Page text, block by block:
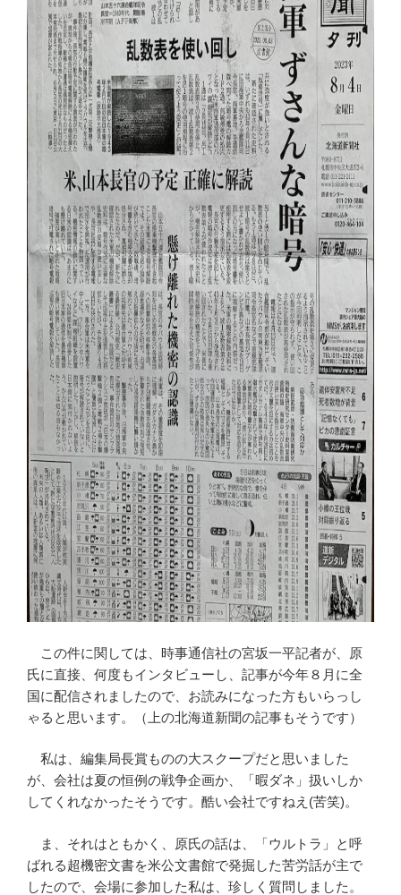
この件に関しては、時事通信社の宮坂一平記者が、原
氏に直接、何度もインタビューし、記事が今年８月に全
国に配信されましたので、お読みになった方もいらっし
ゃると思います。（上の北海道新聞の記事もそうです）
私は、編集局長賞ものの大スクープだと思いました
が、会社は夏の恒例の戦争企画か、「暇ダネ」扱いしか
してくれなかったそうです。酷い会社ですねえ(苦笑)。
ま、それはともかく、原氏の話は、「ウルトラ」と呼
ばれる超機密文書を米公文書館で発掘した苦労話が主で
したので、会場に参加した私は、珍しく質問しました。